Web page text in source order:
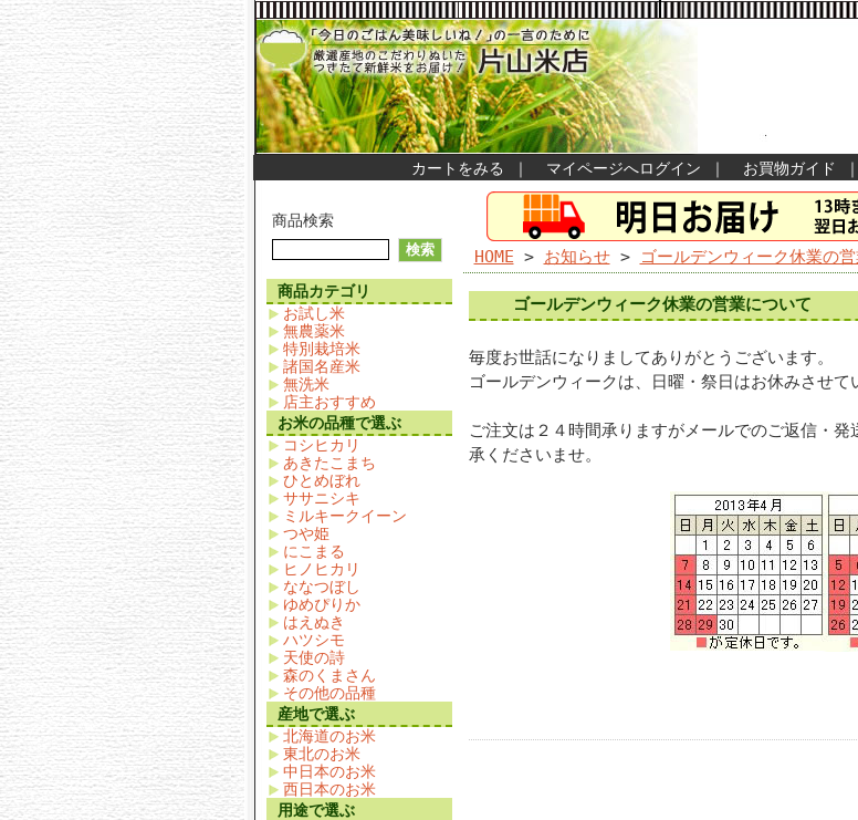
カートをみる ｜ マイページへログイン ｜ お買物ガイド
商品検索
商品カテゴリ
お試し米
無農薬米
特別栽培米
諸国名産米
無洗米
店主おすすめ
お米の品種で選ぶ
コシヒカリ
あきたこまち
ひとめぼれ
ササニシキ
ミルキークイーン
つや姫
にこまる
ヒノヒカリ
ななつぼし
ゆめぴりか
はえぬき
ハツシモ
天使の詩
森のくまさん
その他の品種
産地で選ぶ
北海道のお米
東北のお米
中日本のお米
西日本のお米
用途で選ぶ
HOME > お知らせ> ゴールデンウィーク休業の
ゴールデンウィーク休業の営業について
毎度お世話になりましてありがとうございます。
ゴールデンウィークは、日曜・祭日はお休みさせて
ご注文は２４時間承りますがメールでのご返信・
承くださいませ。